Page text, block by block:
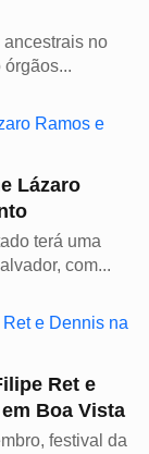
ancestrais no
Lázaro
terá uma
com...
Ret e
Boa Vista
festival da